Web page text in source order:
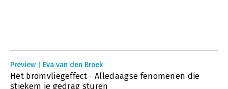
Preview | Eva van den Broek
Het bromvliegeffect - Alledaagse fenomenen die
stiekem je gedrag sturen